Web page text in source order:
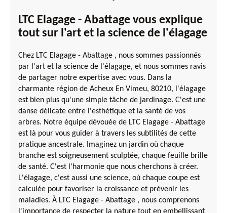
LTC Elagage - Abattage vous explique
tout sur l'art et la science de l'élagage
Chez LTC Elagage - Abattage , nous sommes passionnés
par l'art et la science de l'élagage, et nous sommes ravis
de partager notre expertise avec vous. Dans la
charmante région de Acheux En Vimeu, 80210, l'élagage
est bien plus qu'une simple tâche de jardinage. C'est une
danse délicate entre l'esthétique et la santé de vos
arbres. Notre équipe dévouée de LTC Elagage - Abattage
est là pour vous guider à travers les subtilités de cette
pratique ancestrale. Imaginez un jardin où chaque
branche est soigneusement sculptée, chaque feuille brille
de santé. C'est l'harmonie que nous cherchons à créer.
L'élagage, c'est aussi une science, où chaque coupe est
calculée pour favoriser la croissance et prévenir les
maladies. À LTC Elagage - Abattage , nous comprenons
l'importance de respecter la nature tout en embellissant